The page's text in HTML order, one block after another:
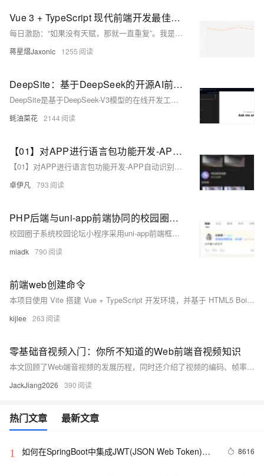
Vue 3 + TypeScript 现代前端开发最佳实践（2025版指南）
每日激励：“如果没有天赋，那就一直重复”。我是蒋星熠Jaxonic，一名执着于代码宇宙的星际旅人。用Vue 3与TypeScript构建高效、可维护的前端系统，分享Composition API、状态管理、性能优化等实战经验，助力技术进阶。
蒋星熠Jaxonic 1255
DeepSite：基于DeepSeek的开源AI前端开发神器，一键生成游戏/网页代码
DeepSite是基于DeepSeek-V3模型的在线开发工具，无需配置环境即可通过自然语言描述快速生成游戏、网页和应用代码，并支持实时预览效果，显著降低开发门槛。
蚝油菜花 2144
【01】对APP进行语言包功能开发-APP自动识别地区ip后分配对应的语言功能复杂吗？-成熟app项目语言包功能定制开发-前端以uniapp-基于vue.js后端以laravel基于php为例项目实战-优雅草卓伊凡
【01】对APP进行语言包功能开发-APP自动识别地区ip后分配对应的语言功能复杂吗？-成熟app项目语言包功能定制开发-前端以uniapp-基于vue.js后端以laravel基于php为例项目实战-优雅草卓伊凡
卓伊凡 793
PHP后端与uni-app前端协同的校园圈子系统：校园社交场景的跨端开发实践
校园圈子系统校园论坛小程序采用uni-app前端框架，支持多端运行，结合PHP后端（如ThinkPHP/Laravel），实现用户认证、社交关系管理、动态发布与实时聊天功能。前端通过组件化开发和uni.request与后端交互，后端提供RESTful API处理业务逻辑并存储数据于MySQL。同时引入Redis缓存热点数据，RabbitMQ处理异步任务，优化系统性能。核心功能包括JWT身份验证、好友系统、WebSocket实时聊天及活动管理，确保高效稳定的用户体验。
miadk 790
前端web创建命令
本项目使用 Vite 搭建 Vue + TypeScript 开发环境，并基于 HTML5 Boilerplate 提供基础模板，快速启动现代前端开发。
kijlee 263
零基础音视频入门：你所不知道的Web前端音视频知识
本文回顾了Web端音视频的发展历程，同时还介绍了视频的编码、帧率、比特率等概念，提到了Canvas作为视频播放的替代方案，以及FFmpeg在音视频处理中的重要作用等知识。
JackJiang2026 390
热门文章 最新文章
1
如何在SpringBoot中集成JWT(JSON Web Token)鉴
8616